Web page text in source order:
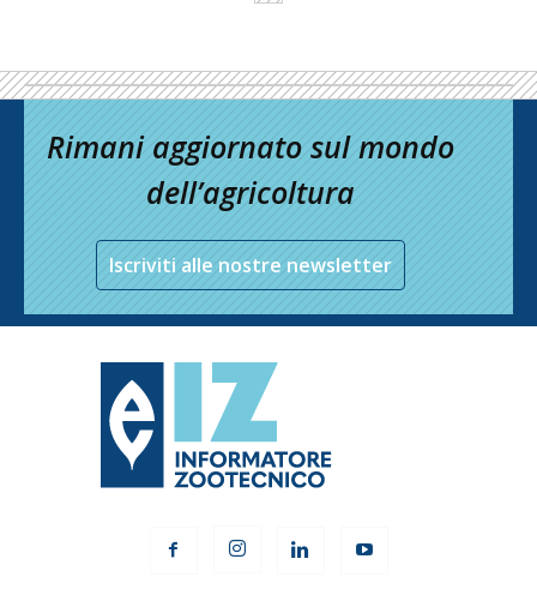
Rimani aggiornato sul mondo
dell’agricoltura
Iscriviti alle nostre newsletter